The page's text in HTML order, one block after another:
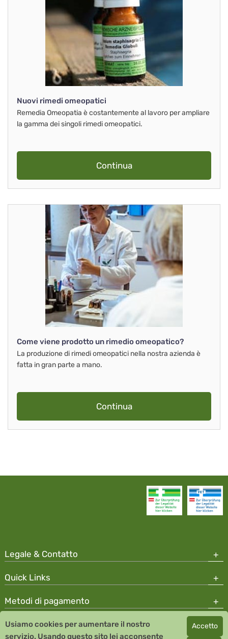
Nuovi rimedi omeopatici
Remedia Omeopatia è costantemente al lavoro per ampliare
la gamma dei singoli rimedi omeopatici.
Continua
Come viene prodotto un rimedio omeopatico?
La produzione di rimedi omeopatici nella nostra azienda è
fatta in gran parte a mano.
Continua
Legale & Contatto
Quick Links
Metodi di pagamento
Copyright © 2026 Team Santé Salvator Apotheke
Usiamo cookies per aumentare il nostro
servizio. Usando questo sito lei acconsente
Accetto